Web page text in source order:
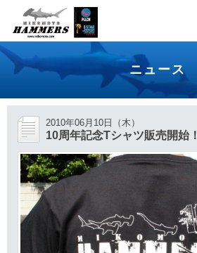
ニュース
10周年記念Tシャツ販売開始！
2010年06月10日（木）